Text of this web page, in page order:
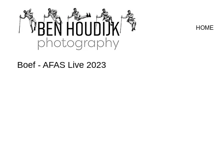
HOME
Boef - AFAS Live 2023